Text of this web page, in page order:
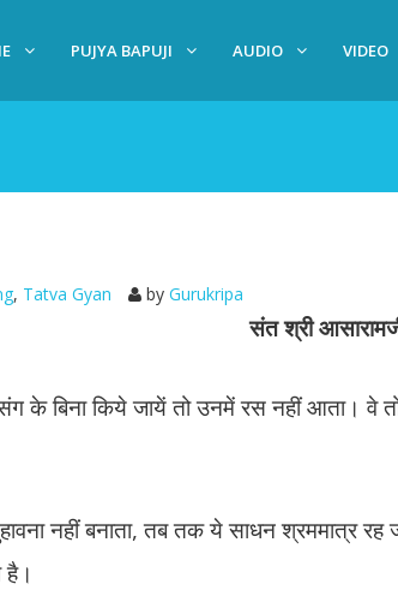
PUJYA BAPUJI AUDIO VIDEO
, Tatva Gyan by Gurukripa
संत श्री
के बिना किये जायें तो उनमें रस नहीं आता। वे
नहीं बनाता, तब तक ये साधन श्रममात्र
है।